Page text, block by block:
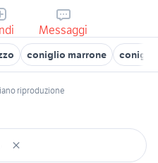
Messaggi
coniglio marrone conigli
riproduzione